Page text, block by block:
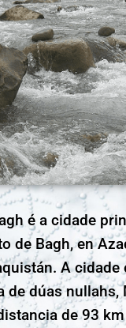
é a cidade
de Bagh, en
A cidade
de dúas nullahs,
de 93